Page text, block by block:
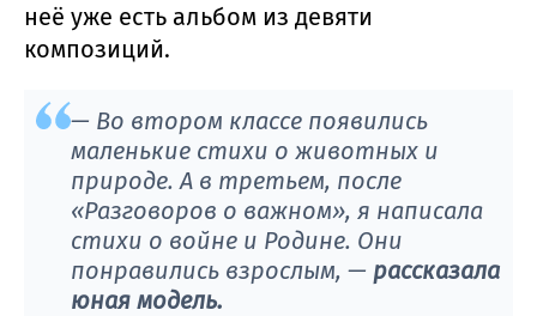
неё уже есть альбом из девяти
композиций.
— Во втором классе появились
маленькие стихи о животных и
природе. А в третьем, после
«Разговоров о важном», я написала
стихи о войне и Родине. Они
понравились взрослым, — рассказала
юная модель.